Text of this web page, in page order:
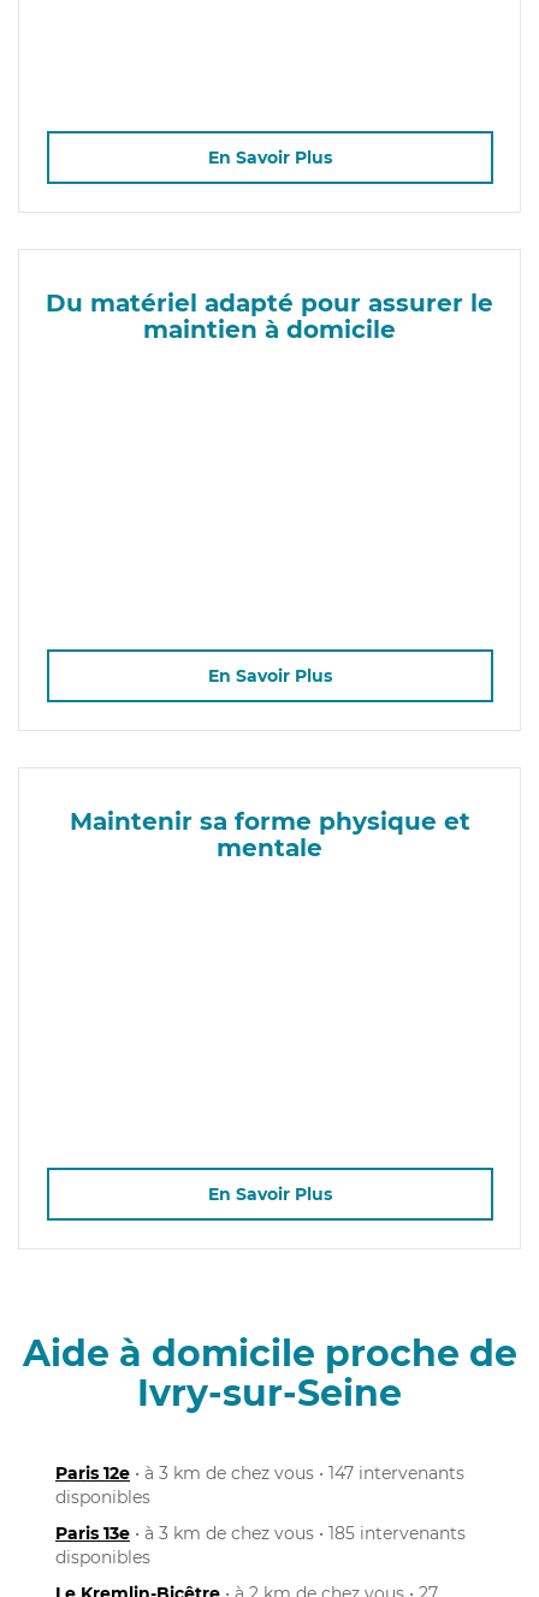
En Savoir Plus
Du matériel adapté pour assurer le
maintien à domicile
En Savoir Plus
Maintenir sa forme physique et
mentale
En Savoir Plus
Aide à domicile proche de
Ivry-sur-Seine
Paris 12e • à 3 km de chez vous • 147 intervenants
disponibles
Paris 13e • à 3 km de chez vous • 185 intervenants
disponibles